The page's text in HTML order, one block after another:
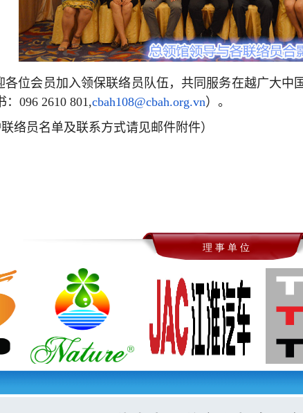
各位会员加入领保联络员队伍，共同服务在越广大中
096 2610 801,cbah108@cbah.org.vn）。
络员名单及联系方式请见邮件附件）
理 事 单 位